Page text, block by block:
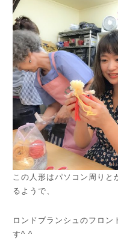
この人形はパソコン周りと
るようで、
ロンドブランシュのフロン
す^ ^